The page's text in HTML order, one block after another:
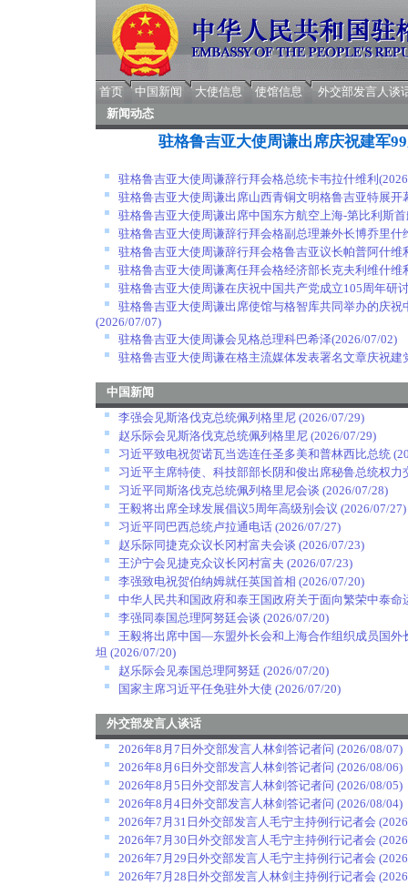
首页 中国新闻 大使信息 使馆信息
外交部发言人谈
新闻动态
驻格鲁吉亚大使周谦出席庆祝建军
驻格鲁吉亚大使周谦辞行拜会格总统卡韦拉什维利
驻格鲁吉亚大使周谦出席山西青铜文明格鲁吉亚特展开
驻格鲁吉亚大使周谦出席中国东方航空上海-第比利斯
驻格鲁吉亚大使周谦辞行拜会格副总理兼外长博乔里什
驻格鲁吉亚大使周谦辞行拜会格鲁吉亚议长帕普阿什维
驻格鲁吉亚大使周谦离任拜会格经济部长克夫利维什维
驻格鲁吉亚大使周谦在庆祝中国共产党成立105周年研
驻格鲁吉亚大使周谦出席使馆与格智库共同举办的庆
(2026/07/07)
驻格鲁吉亚大使周谦会见格总理科巴希泽(2026/07/02)
驻格鲁吉亚大使周谦在格主流媒体发表署名文章庆祝建
中国新闻
李强会见斯洛伐克总统佩列格里尼 (2026/07/29)
赵乐际会见斯洛伐克总统佩列格里尼 (2026/07/29)
习近平致电祝贺诺瓦当选连任圣多美和普林西比总统
习近平主席特使、科技部部长阴和俊出席秘鲁总统权力
习近平同斯洛伐克总统佩列格里尼会谈 (2026/07/28)
王毅将出席全球发展倡议5周年高级别会议 (2026/07/27)
习近平同巴西总统卢拉通电话 (2026/07/27)
赵乐际同捷克众议长冈村富夫会谈 (2026/07/23)
王沪宁会见捷克众议长冈村富夫 (2026/07/23)
李强致电祝贺伯纳姆就任英国首相 (2026/07/20)
中华人民共和国政府和泰王国政府关于面向繁荣中泰命
李强同泰国总理阿努廷会谈 (2026/07/20)
王毅将出席中国—东盟外长会和上海合作组织成员国外
坦 (2026/07/20)
赵乐际会见泰国总理阿努廷 (2026/07/20)
国家主席习近平任免驻外大使 (2026/07/20)
外交部发言人谈话
2026年8月7日外交部发言人林剑答记者问 (2026/08/07)
2026年8月6日外交部发言人林剑答记者问 (2026/08/06)
2026年8月5日外交部发言人林剑答记者问 (2026/08/05)
2026年8月4日外交部发言人林剑答记者问 (2026/08/04)
2026年7月31日外交部发言人毛宁主持例行记者会
2026年7月30日外交部发言人毛宁主持例行记者会
2026年7月29日外交部发言人毛宁主持例行记者会
2026年7月28日外交部发言人林剑主持例行记者会